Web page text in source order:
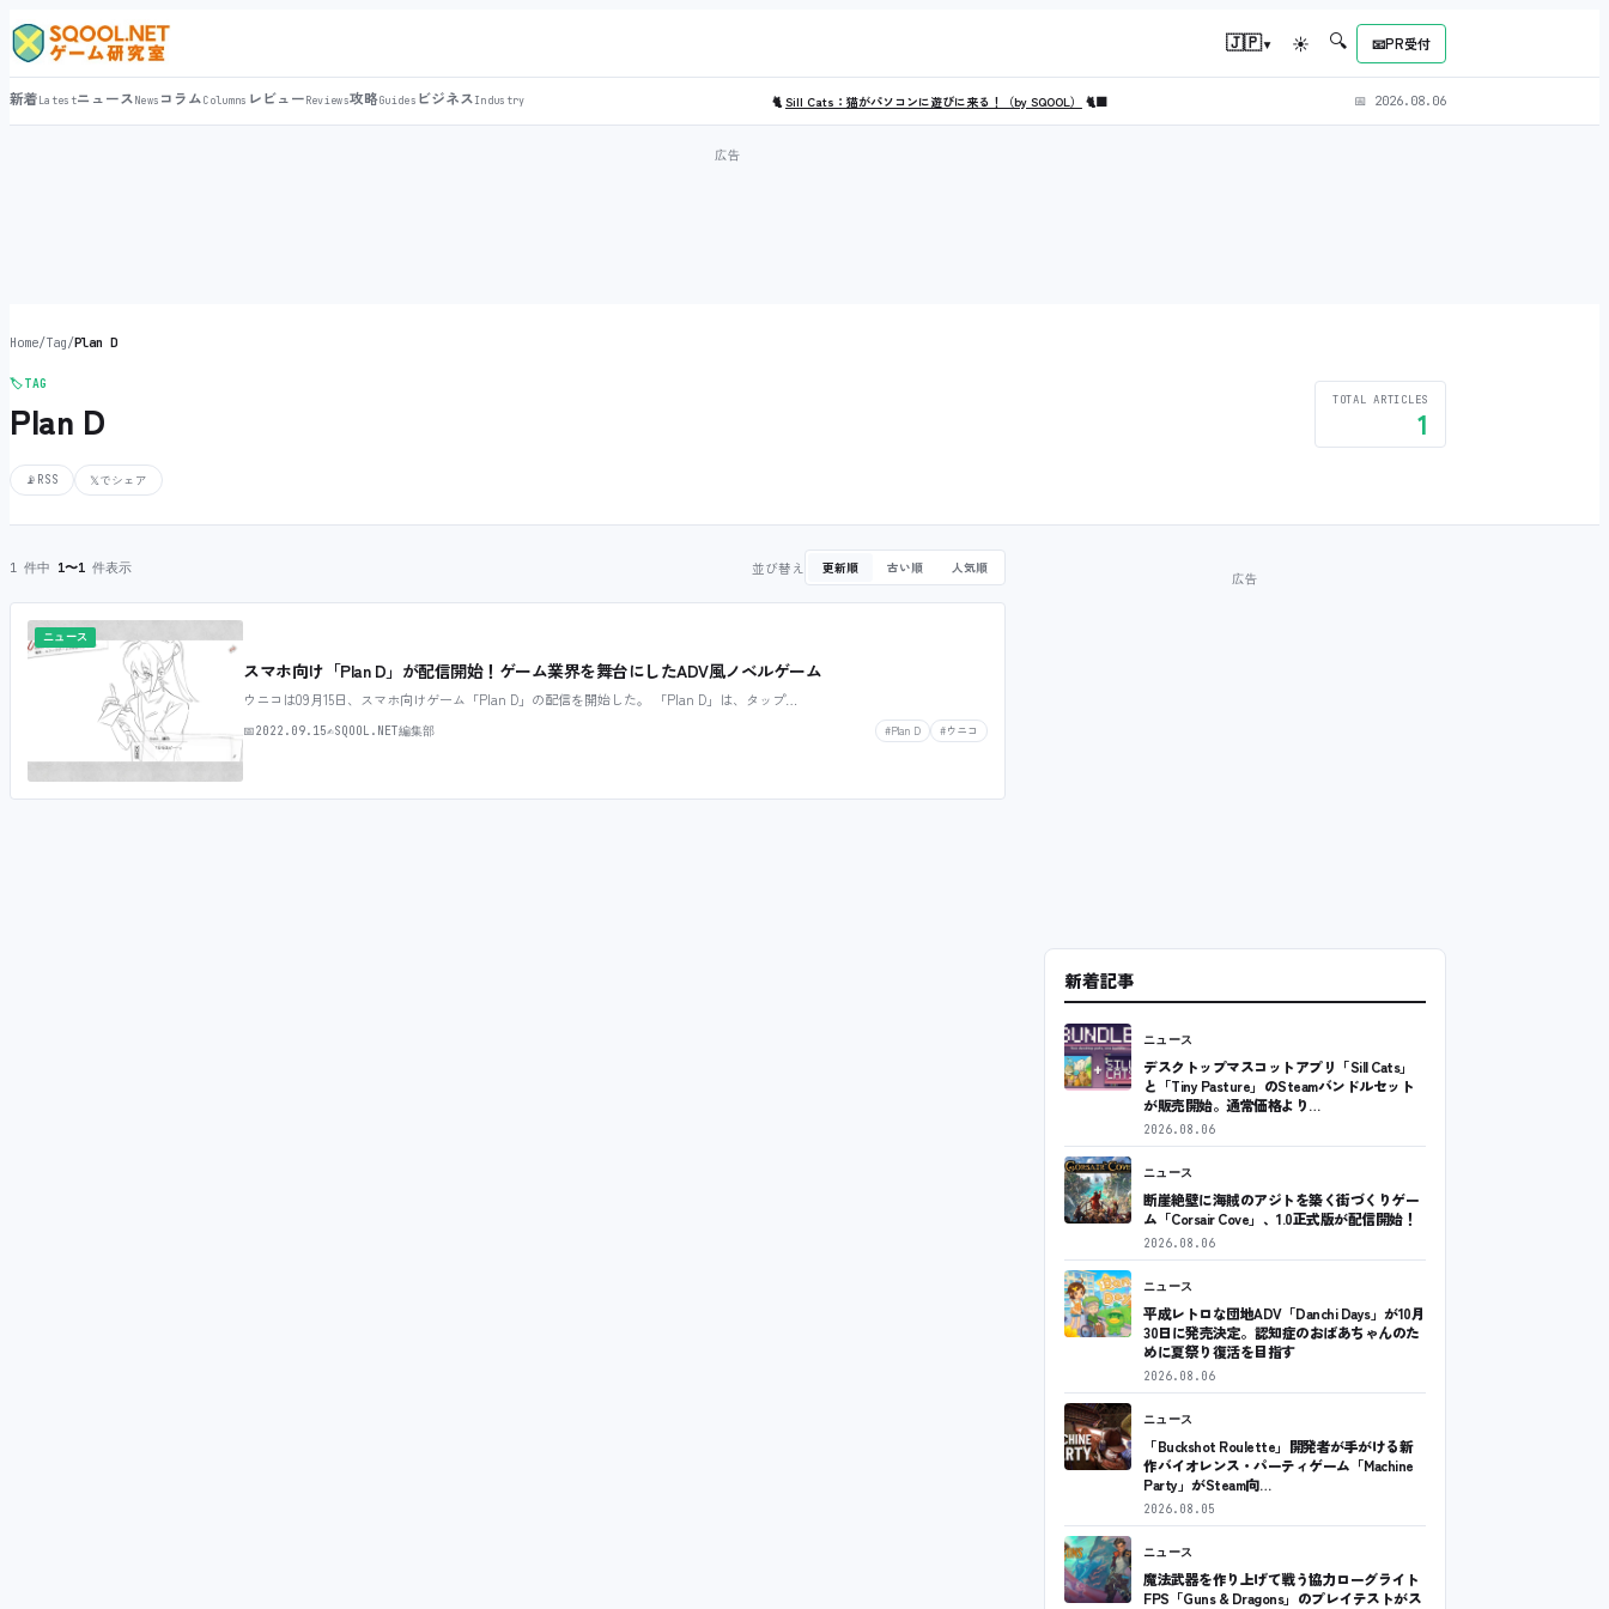
🇯🇵▾ ☀ 🔍 📧PR受付
新着LatestニュースNews コラムColumns レビューReviews攻略Guides ビジネスIndustry 🐈Sill Cats：猫がパソコンに遊びに来る！（by SQOOL） 🐈‍⬛ 📅 2026.08.06
Home/Tag/Plan D
🏷️TAG
Plan D TOTAL ARTICLES
1
📡 RSS 𝕏でシェア
1 件中 1〜1 件表示 並び替え 更新順 古い順 人気順
ニュース
スマホ向け「Plan D」が配信開始！ゲーム業界を舞台にしたADV風ノベルゲーム
ウニコは09月15日、スマホ向けゲーム「Plan D」の配信を開始した。 「Plan D」は、タップ…
📅2022.09.15✍SQOOL.NET編集部 #Plan D #ウニコ
新着記事
ニュース
デスクトップマスコットアプリ「Sill Cats」
と「Tiny Pasture」のSteamバンドルセット
が販売開始。通常価格より…
2026.08.06
ニュース
断崖絶壁に海賊のアジトを築く街づくりゲー
ム「Corsair Cove」、1.0正式版が配信開始！
2026.08.06
ニュース
平成レトロな団地ADV「Danchi Days」が10月
30日に発売決定。認知症のおばあちゃんのた
めに夏祭り復活を目指す
2026.08.06
ニュース
「Buckshot Roulette」開発者が手がける新
作バイオレンス・パーティゲーム「Machine
Party」がSteam向…
2026.08.05
ニュース
魔法武器を作り上げて戦う協力ローグライト
FPS「Guns & Dragons」のプレイテストがス